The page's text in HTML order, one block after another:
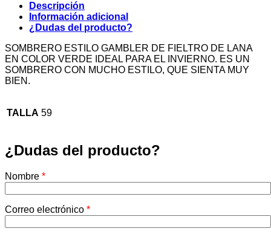
Descripción
Información adicional
¿Dudas del producto?
SOMBRERO ESTILO GAMBLER DE FIELTRO DE LANA
EN COLOR VERDE IDEAL PARA EL INVIERNO. ES UN
SOMBRERO CON MUCHO ESTILO, QUE SIENTA MUY
BIEN.
TALLA 59
¿Dudas del producto?
Nombre *
Correo electrónico *